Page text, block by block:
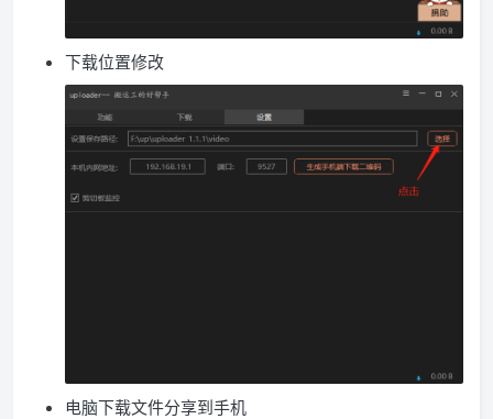
下载位置修改
电脑下载文件分享到手机